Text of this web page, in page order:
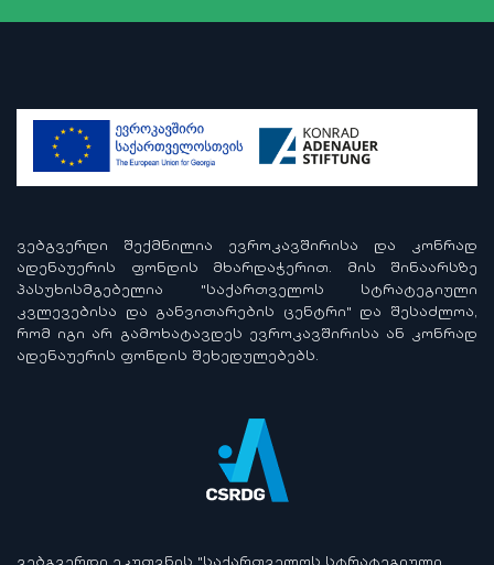
ᲕᲔᲑᲒᲕᲔᲠᲓᲘ ᲨᲔᲥᲛᲜᲘᲚᲘᲐ ᲔᲕᲠᲝᲙᲐᲕᲨᲘᲠᲘᲡᲐ ᲓᲐ ᲙᲝᲜᲠᲐᲓ
ᲐᲓᲔᲜᲐᲣᲔᲠᲘᲡ ᲤᲝᲜᲓᲘᲡ ᲛᲮᲐᲠᲓᲐᲭᲔᲠᲘᲗ. ᲛᲘᲡ ᲨᲘᲜᲐᲐᲠᲡᲖᲔ
ᲞᲐᲡᲣᲮᲘᲡᲛᲒᲔᲑᲔᲚᲘᲐ "ᲡᲐᲥᲐᲠᲗᲕᲔᲚᲝᲡ ᲡᲢᲠᲐᲢᲔᲒᲘᲣᲚᲘ
ᲙᲕᲚᲔᲕᲔᲑᲘᲡᲐ ᲓᲐ ᲒᲐᲜᲕᲘᲗᲐᲠᲔᲑᲘᲡ ᲪᲔᲜᲢᲠᲘ" ᲓᲐ ᲨᲔᲡᲐᲫᲚᲝᲐ,
ᲠᲝᲛ ᲘᲒᲘ ᲐᲠ ᲒᲐᲛᲝᲮᲐᲢᲐᲕᲓᲔᲡ ᲔᲕᲠᲝᲙᲐᲕᲨᲘᲠᲘᲡᲐ ᲐᲜ ᲙᲝᲜᲠᲐᲓ
ᲐᲓᲔᲜᲐᲣᲔᲠᲘᲡ ᲤᲝᲜᲓᲘᲡ ᲨᲔᲮᲔᲓᲣᲚᲔᲑᲔᲑᲡ.